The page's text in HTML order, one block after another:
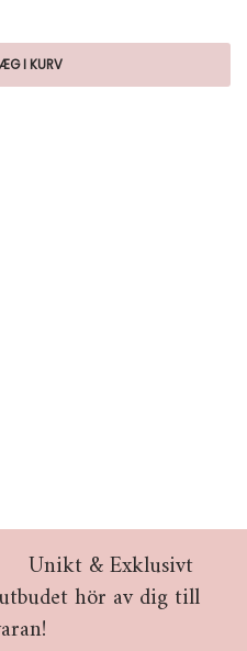
I KURV
Unikt & Exklusivt
hör av dig till